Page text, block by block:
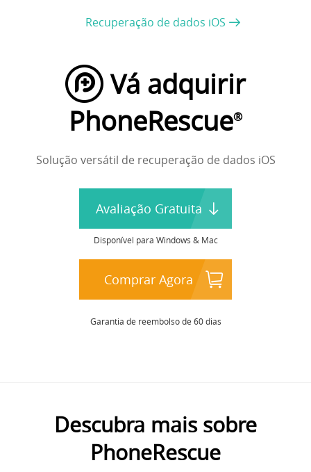
Recuperação de dados iOS
Vá adquirir
PhoneRescue®
Solução versátil de recuperação de dados iOS
Avaliação Gratuita
Disponível para Windows & Mac
Comprar Agora
Garantia de reembolso de 60 dias
Descubra mais sobre
PhoneRescue